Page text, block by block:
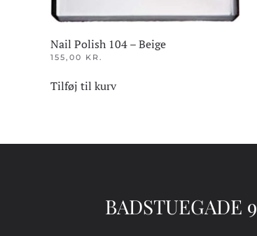
Nail Polish 104 – Beige
155,00 KR.
Tilføj til kurv
BADSTUEGADE 9